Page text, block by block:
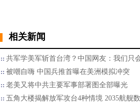
相关新闻
共军学美军斩首台湾？中国网友：我们只
被嘲自嗨 中国兵推首曝在美洲模拟冲突
老美又将中共主要军事部署图全部曝光
五角大楼揭解放军攻台4种情境 2035航舰